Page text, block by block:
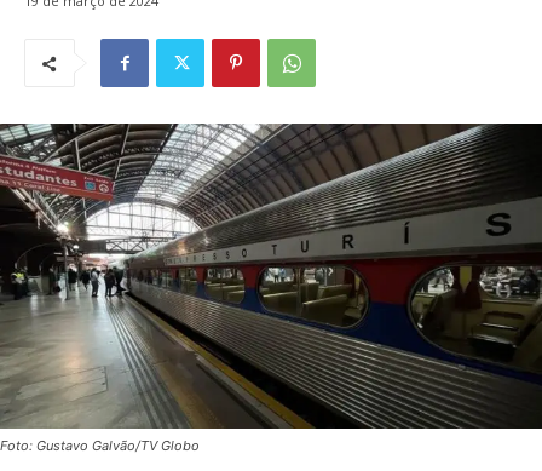
Foto: Gustavo Galvão/TV Globo